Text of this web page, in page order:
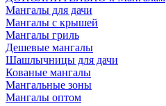
Мангалы для дачи
Мангалы с крышей
Мангалы гриль
Дешевые мангалы
Шашлычницы для дачи
Кованые мангалы
Мангальные зоны
Мангалы оптом